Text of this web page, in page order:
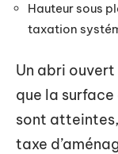
Hauteur sous
taxation
Un abri
que la
sont
taxe